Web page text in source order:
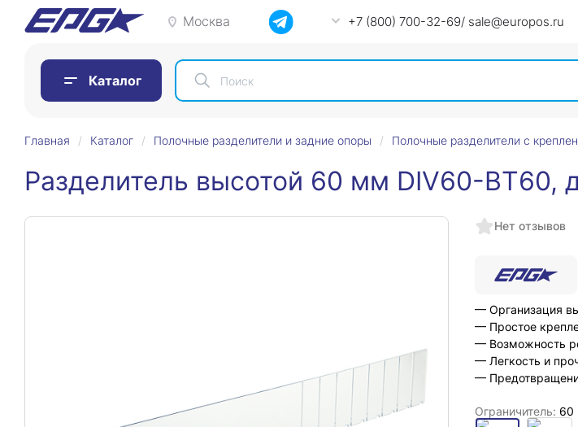
Москва +7 (800) 700-32-69/ sale@europos.ru
Каталог
Главная Каталог Полочные разделители и задние опоры Полочные разделители с
Разделитель высотой 60 мм DIV60-BT60,
Нет отзывов
— Организация
— Простое
— Возможность
— Легкость и
—
Ограничитель: 60